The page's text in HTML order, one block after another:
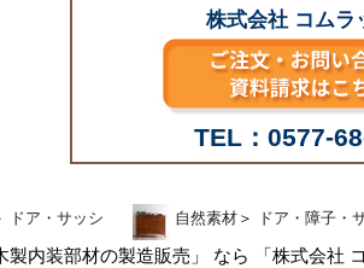
株式会社 コムラ
TEL：0577-
ドア・サッシ 自然素材 ＞ ドア・障子・
内装部材の製造販売」 なら 「株式会社